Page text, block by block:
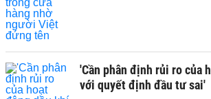
'Cần phân định rủi ro của
với quyết định đầu tư sai'